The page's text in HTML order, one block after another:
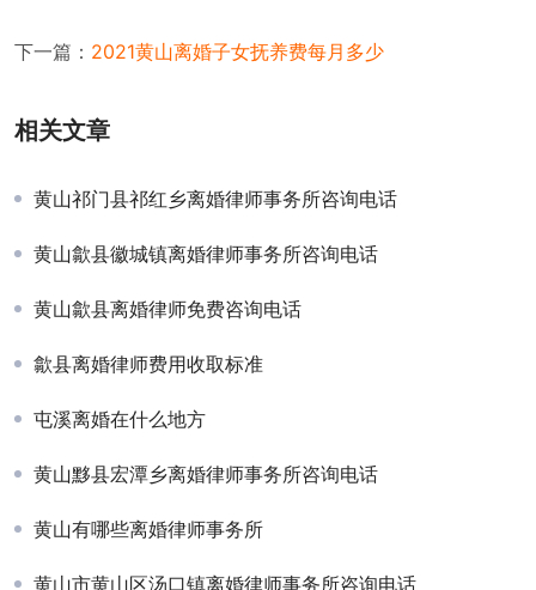
下一篇： 2021黄山离婚子女抚养费每月多少
相关文章
黄山祁门县祁红乡离婚律师事务所咨询电话
黄山歙县徽城镇离婚律师事务所咨询电话
黄山歙县离婚律师免费咨询电话
歙县离婚律师费用收取标准
屯溪离婚在什么地方
黄山黟县宏潭乡离婚律师事务所咨询电话
黄山有哪些离婚律师事务所
黄山市黄山区汤口镇离婚律师事务所咨询电话